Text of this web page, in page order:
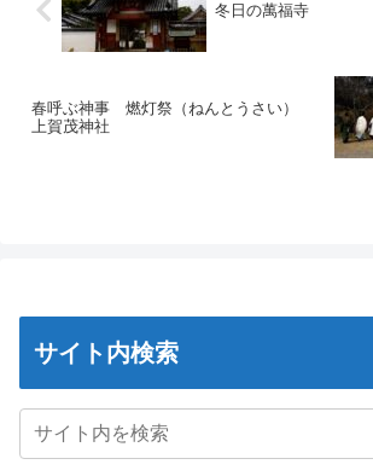
冬日の萬福寺
春呼ぶ神事 燃灯祭（ねんとうさい）
上賀茂神社
サイト内検索